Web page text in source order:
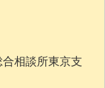
相談所東京支